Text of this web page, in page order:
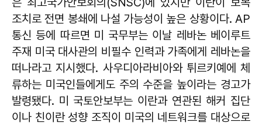
조치로 전면 봉쇄에 나설 가능성이 높은 상황이다. AP
통신 등에 따르면 미 국무부는 이날 레바논 베이루트
주재 미국 대사관의 비필수 인력과 가족에게 레바논을
떠나라고 지시했다. 사우디아라비아와 튀르키예에 체
류하는 미국인들에게도 주의 수준을 높이라는 경고가
발령됐다. 미 국토안보부는 이란과 연관된 해커 집단
이나 친이란 성향 조직이 미국의 네트워크를 대상으로